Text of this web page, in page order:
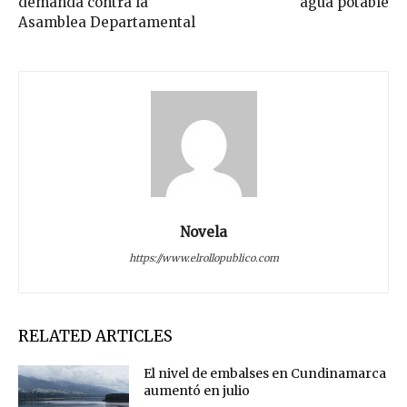
Asamblea Departamental
Novela
https://www.elrollopublico.com
RELATED ARTICLES
El nivel de embalses en Cundinamarca
aumentó en julio